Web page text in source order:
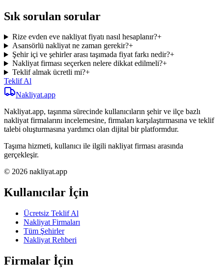
Sık sorulan sorular
Rize evden eve nakliyat fiyatı nasıl hesaplanır?+
Asansörlü nakliyat ne zaman gerekir?+
Şehir içi ve şehirler arası taşımada fiyat farkı nedir?+
Nakliyat firması seçerken nelere dikkat edilmeli?+
Teklif almak ücretli mi?+
Teklif Al
Nakliyat.app
Nakliyat.app, taşınma sürecinde kullanıcıların şehir ve ilçe bazlı
nakliyat firmalarını incelemesine, firmaları karşılaştırmasına ve teklif
talebi oluşturmasına yardımcı olan dijital bir platformdur.
Taşıma hizmeti, kullanıcı ile ilgili nakliyat firması arasında
gerçekleşir.
© 2026 nakliyat.app
Kullanıcılar İçin
Ücretsiz Teklif Al
Nakliyat Firmaları
Tüm Şehirler
Nakliyat Rehberi
Firmalar İçin